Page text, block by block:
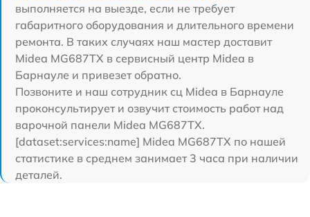
выполняется на выезде, если не требует
габаритного оборудования и длительного времени
ремонта. В таких случаях наш мастер доставит
Midea MG687TX в сервисный центр Midea в
Барнауле и привезет обратно.
Позвоните и наш сотрудник сц Midea в Барнауле
проконсультирует и озвучит стоимость работ над
варочной панели Midea MG687TX.
[dataset:services:name] Midea MG687TX по нашей
статистике в среднем занимает 3 часа при наличии
деталей.